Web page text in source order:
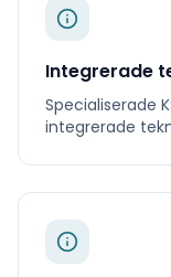
Integrerade
Specialiserade
integrerade